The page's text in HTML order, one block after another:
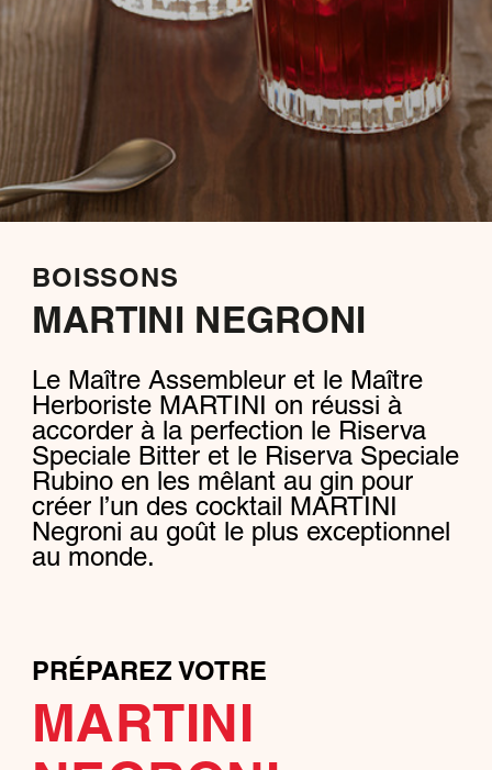
BOISSONS
MARTINI NEGRONI
Le Maître Assembleur et le Maître
Herboriste MARTINI on réussi à
accorder à la perfection le Riserva
Speciale Bitter et le Riserva Speciale
Rubino en les mêlant au gin pour
créer l’un des cocktail MARTINI
Negroni au goût le plus exceptionnel
au monde.
PRÉPAREZ VOTRE
MARTINI